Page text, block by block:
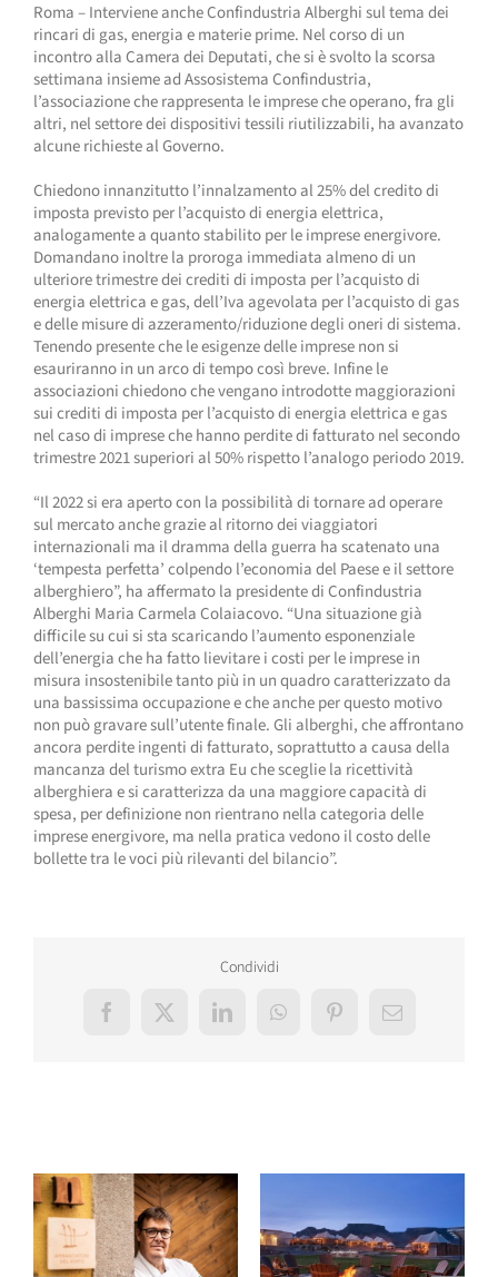
Roma – Interviene anche Confindustria Alberghi sul tema dei
rincari di gas, energia e materie prime. Nel corso di un
incontro alla Camera dei Deputati, che si è svolto la scorsa
settimana insieme ad Assosistema Confindustria,
l’associazione che rappresenta le imprese che operano, fra gli
altri, nel settore dei dispositivi tessili riutilizzabili, ha avanzato
alcune richieste al Governo.
Chiedono innanzitutto l’innalzamento al 25% del credito di
imposta previsto per l’acquisto di energia elettrica,
analogamente a quanto stabilito per le imprese energivore.
Domandano inoltre la proroga immediata almeno di un
ulteriore trimestre dei crediti di imposta per l’acquisto di
energia elettrica e gas, dell’Iva agevolata per l’acquisto di gas
e delle misure di azzeramento/riduzione degli oneri di sistema.
Tenendo presente che le esigenze delle imprese non si
esauriranno in un arco di tempo così breve. Infine le
associazioni chiedono che vengano introdotte maggiorazioni
sui crediti di imposta per l’acquisto di energia elettrica e gas
nel caso di imprese che hanno perdite di fatturato nel secondo
trimestre 2021 superiori al 50% rispetto l’analogo periodo 2019.
“Il 2022 si era aperto con la possibilità di tornare ad operare
sul mercato anche grazie al ritorno dei viaggiatori
internazionali ma il dramma della guerra ha scatenato una
‘tempesta perfetta’ colpendo l’economia del Paese e il settore
alberghiero”, ha affermato la presidente di Confindustria
Alberghi Maria Carmela Colaiacovo. “Una situazione già
difficile su cui si sta scaricando l’aumento esponenziale
dell’energia che ha fatto lievitare i costi per le imprese in
misura insostenibile tanto più in un quadro caratterizzato da
una bassissima occupazione e che anche per questo motivo
non può gravare sull’utente finale. Gli alberghi, che affrontano
ancora perdite ingenti di fatturato, soprattutto a causa della
mancanza del turismo extra Eu che sceglie la ricettività
alberghiera e si caratterizza da una maggiore capacità di
spesa, per definizione non rientrano nella categoria delle
imprese energivore, ma nella pratica vedono il costo delle
bollette tra le voci più rilevanti del bilancio”.
Condividi
Facebook
X LinkedInWhatsAppPinterestEmail